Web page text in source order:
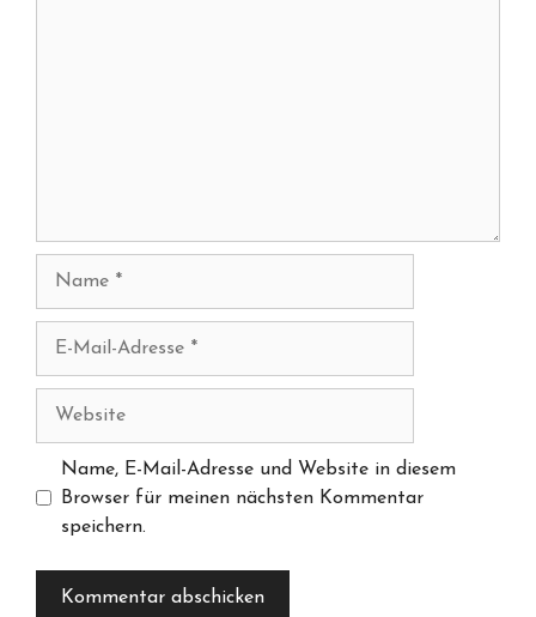
Adresse
Name, E-Mail-Adresse und Website in diesem
Browser für meinen nächsten Kommentar
speichern.